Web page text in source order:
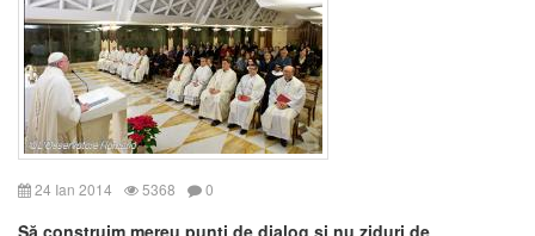
24 Ian 2014 5368 0
Să construim mereu punţi de dialog şi nu ziduri de